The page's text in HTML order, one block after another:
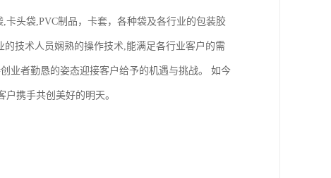
头袋,PVC制品，卡套，各种袋及各行业的包装胶
技术人员娴熟的操作技术,能满足各行业客户的需
业者勤恳的姿态迎接客户给予的机遇与挑战。 如今
携手共创美好的明天。